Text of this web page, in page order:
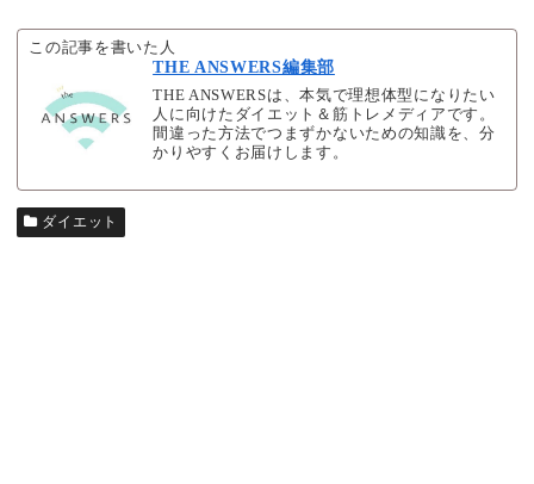
この記事を書いた人
THE ANSWERS編集部
THE ANSWERSは、本気で理想体型になりたい
人に向けたダイエット＆筋トレメディアです。
間違った方法でつまずかないための知識を、分
かりやすくお届けします。
ダイエット